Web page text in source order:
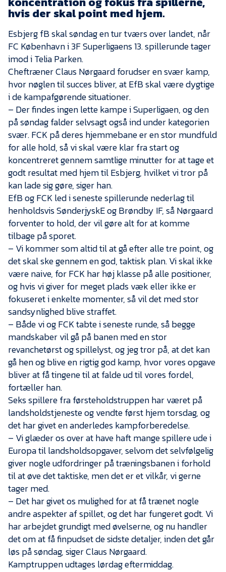
Aktionærinformation
Kontakt
Job i EfB
Presse
hvis der skal point med hjem.
Esbjerg fB skal søndag en tur tværs over landet, når
FC København i 3F Superligaens 13. spillerunde tager
imod i Telia Parken.
Cheftræner Claus Nørgaard forudser en svær kamp,
hvor nøglen til succes bliver, at EfB skal være dygtige
i de kampafgørende situationer.
– Der findes ingen lette kampe i Superligaen, og den
på søndag falder selvsagt også ind under kategorien
svær. FCK på deres hjemmebane er en stor mundfuld
for alle hold, så vi skal være klar fra start og
koncentreret gennem samtlige minutter for at tage et
godt resultat med hjem til Esbjerg, hvilket vi tror på
kan lade sig gøre, siger han.
EfB og FCK led i seneste spillerunde nederlag til
henholdsvis SønderjyskE og Brøndby IF, så Nørgaard
forventer to hold, der vil gøre alt for at komme
tilbage på sporet.
– Vi kommer som altid til at gå efter alle tre point, og
det skal ske gennem en god, taktisk plan. Vi skal ikke
være naive, for FCK har høj klasse på alle positioner,
og hvis vi giver for meget plads væk eller ikke er
fokuseret i enkelte momenter, så vil det med stor
sandsynlighed blive straffet.
– Både vi og FCK tabte i seneste runde, så begge
mandskaber vil gå på banen med en stor
revanchetørst og spillelyst, og jeg tror på, at det kan
gå hen og blive en rigtig god kamp, hvor vores opgave
bliver at få tingene til at falde ud til vores fordel,
fortæller han.
Seks spillere fra førsteholdstruppen har været på
landsholdstjeneste og vendte først hjem torsdag, og
det har givet en anderledes kampforberedelse.
– Vi glæder os over at have haft mange spillere ude i
Europa til landsholdsopgaver, selvom det selvfølgelig
giver nogle udfordringer på træningsbanen i forhold
til at øve det taktiske, men det er et vilkår, vi gerne
tager med.
– Det har givet os mulighed for at få trænet nogle
andre aspekter af spillet, og det har fungeret godt. Vi
har arbejdet grundigt med øvelserne, og nu handler
det om at få finpudset de sidste detaljer, inden det går
løs på søndag, siger Claus Nørgaard.
Kamptruppen udtages lørdag eftermiddag.